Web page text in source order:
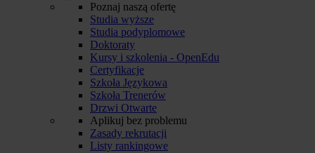
Poznaj naszą ofertę
Studia wyższe
Studia podyplomowe
Doktoraty
Kursy i szkolenia - OpenEdu
Certyfikacje
Szkoła Językowa
Szkoła Trenerów
Drzwi Otwarte
Aplikuj bez problemu
Zasady rekrutacji
Listy rankingowe